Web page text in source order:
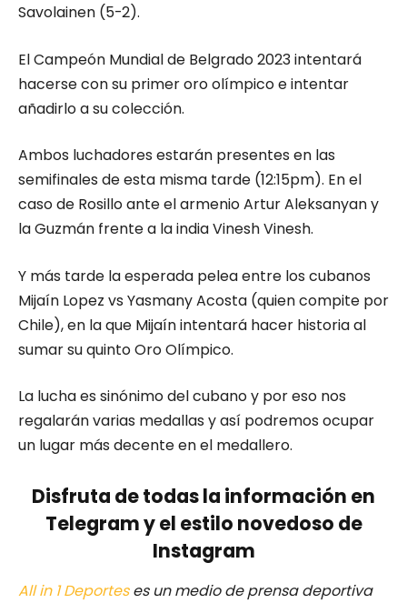
Savolainen (5-2).
El Campeón Mundial de Belgrado 2023 intentará
hacerse con su primer oro olímpico e intentar
añadirlo a su colección.
Ambos luchadores estarán presentes en las
semifinales de esta misma tarde (12:15pm). En el
caso de Rosillo ante el armenio Artur Aleksanyan y
la Guzmán frente a la india Vinesh Vinesh.
Y más tarde la esperada pelea entre los cubanos
Mijaín Lopez vs Yasmany Acosta (quien compite por
Chile), en la que Mijaín intentará hacer historia al
sumar su quinto Oro Olímpico.
La lucha es sinónimo del cubano y por eso nos
regalarán varias medallas y así podremos ocupar
un lugar más decente en el medallero.
Disfruta de todas la información en
Telegram y el estilo novedoso de
Instagram
All in 1 Deporteses un medio de prensa deportiva